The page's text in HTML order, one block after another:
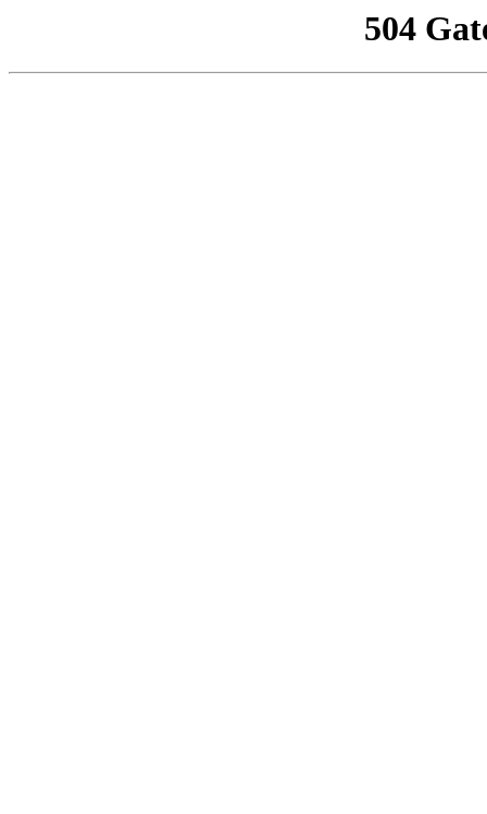
504